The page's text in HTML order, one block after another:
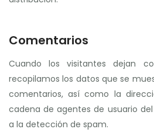
Comentarios
Cuando los visitantes dejan
recopilamos los datos que se
comentarios, así como la
cadena de agentes de usuario
a la detección de spam.